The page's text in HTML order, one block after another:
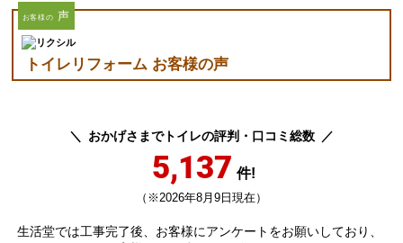
お客様の 声
トイレリフォーム お客様の声
おかげさまでトイレの評判・口コミ総数
5,137 件!
（※2026年8月9日現在）
生活堂では工事完了後、お客様にアンケートをお願いしており、